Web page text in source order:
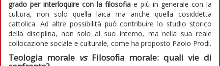
grado per interloquire con la filosofia e più in generale con la
cultura, non solo quella laica ma anche quella cosiddetta
cattolica. Ad altre possibilità può contribuire lo studio storico
della disciplina, non solo al suo interno, ma nella sua reale
collocazione sociale e culturale, come ha proposto Paolo Prodi.
Teologia morale vsFilosofia morale: quali vie di